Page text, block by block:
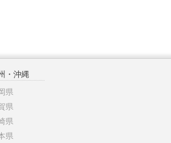
・沖縄
県
県
県
県